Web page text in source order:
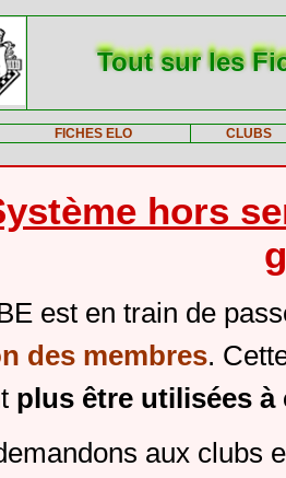
Tout sur les
FICHES ELO CLUBS
hors
est en train de
des membres.
plus être utilisées
aux clubs